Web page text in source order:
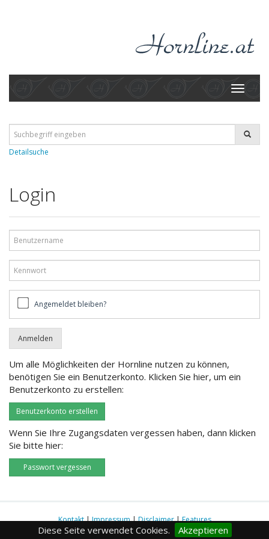
Diese Seite verwendet Cookies. Akzeptieren
Toggle
Detailsuche
Login
bleiben?Angemeldet bleiben?
Um alle Möglichkeiten der Hornline nutzen zu können,
benötigen Sie ein Benutzerkonto. Klicken Sie hier, um ein
Benutzerkonto zu erstellen:
Benutzerkonto erstellen
Wenn Sie Ihre Zugangsdaten vergessen haben, dann klicken
Sie bitte hier:
Passwort vergessen
Kontakt|Impressum|Disclaimer|Features